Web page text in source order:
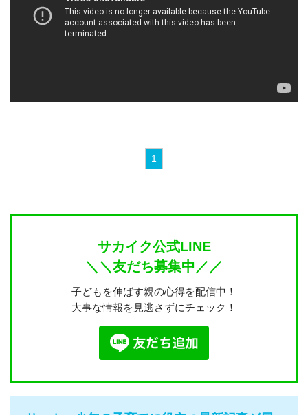
1
サカイク公式LINE
＼＼友だち募集中／／
子どもを伸ばす親の心得を配信中！
大事な情報を見逃さずにチェック！